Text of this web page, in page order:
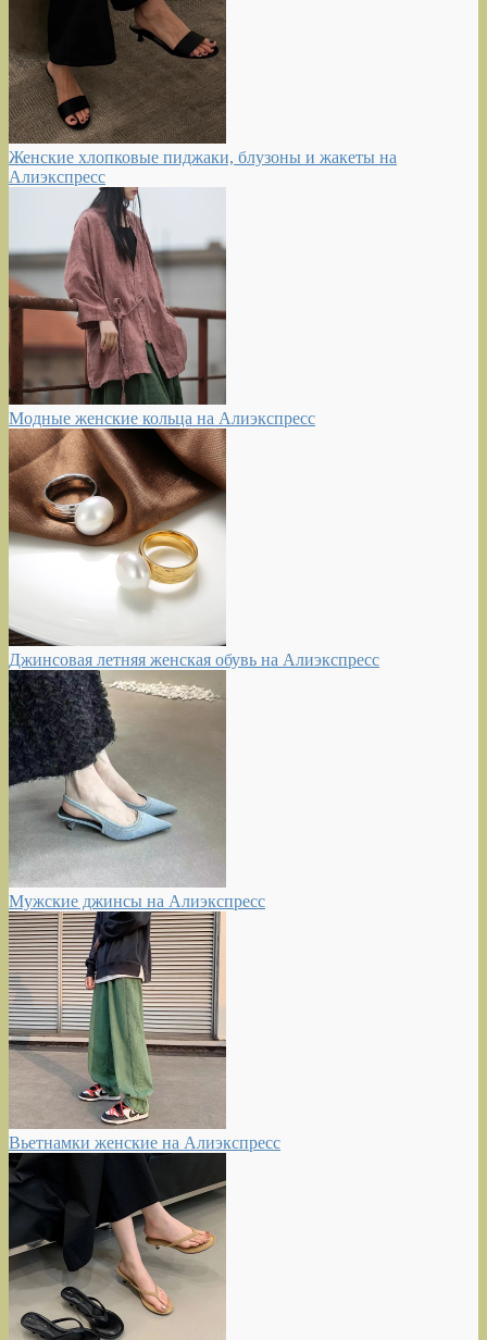
Женские хлопковые пиджаки, блузоны и жакеты на
Алиэкспресс
Модные женские кольца на Алиэкспресс
Джинсовая летняя женская обувь на Алиэкспресс
Мужские джинсы на Алиэкспресс
Вьетнамки женские на Алиэкспресс